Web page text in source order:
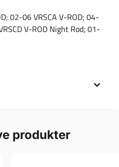
02-06 VRSCA V-ROD; 04-
V-ROD Night Rod; 01-
produkter